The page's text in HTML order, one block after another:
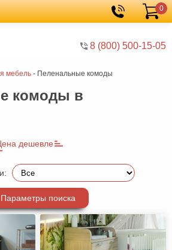
8 (800) 500-15-05
Корзина
0
мебель - Пеленальные комоды
комоды в
дешевле
Параметры поиска